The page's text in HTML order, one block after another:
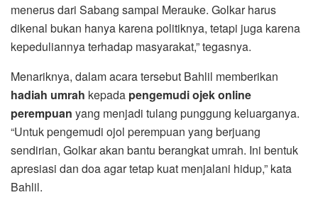
menerus dari Sabang sampai Merauke. Golkar harus
dikenal bukan hanya karena politiknya, tetapi juga karena
kepeduliannya terhadap masyarakat,” tegasnya.
Menariknya, dalam acara tersebut Bahlil memberikan
hadiah umrah kepada pengemudi ojek online
perempuan yang menjadi tulang punggung keluarganya.
“Untuk pengemudi ojol perempuan yang berjuang
sendirian, Golkar akan bantu berangkat umrah. Ini bentuk
apresiasi dan doa agar tetap kuat menjalani hidup,” kata
Bahlil.